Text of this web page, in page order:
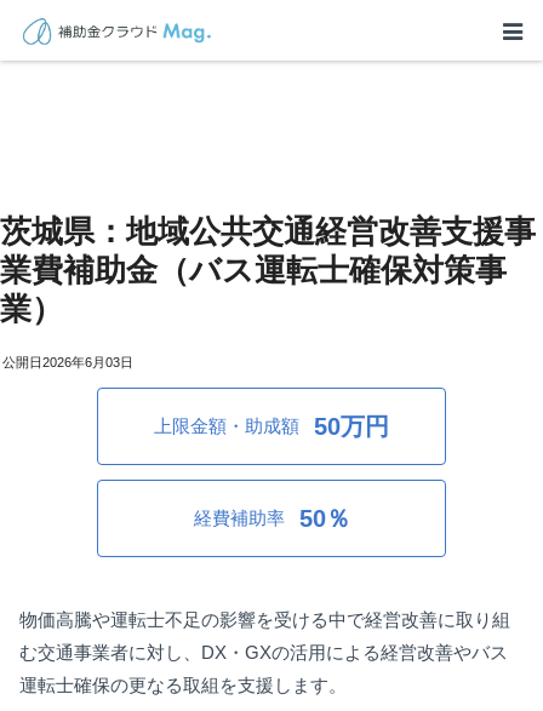
茨城県：地域公共交通経営改善支援事
業費補助金（バス運転士確保対策事
業）
2026年6月03日
上限金額・助成額 50万円
経費補助率 50％
物価高騰や運転士不足の影響を受ける中で経営改善に取り組
む交通事業者に対し、DX・GXの活用による経営改善やバス
運転士確保の更なる取組を支援します。